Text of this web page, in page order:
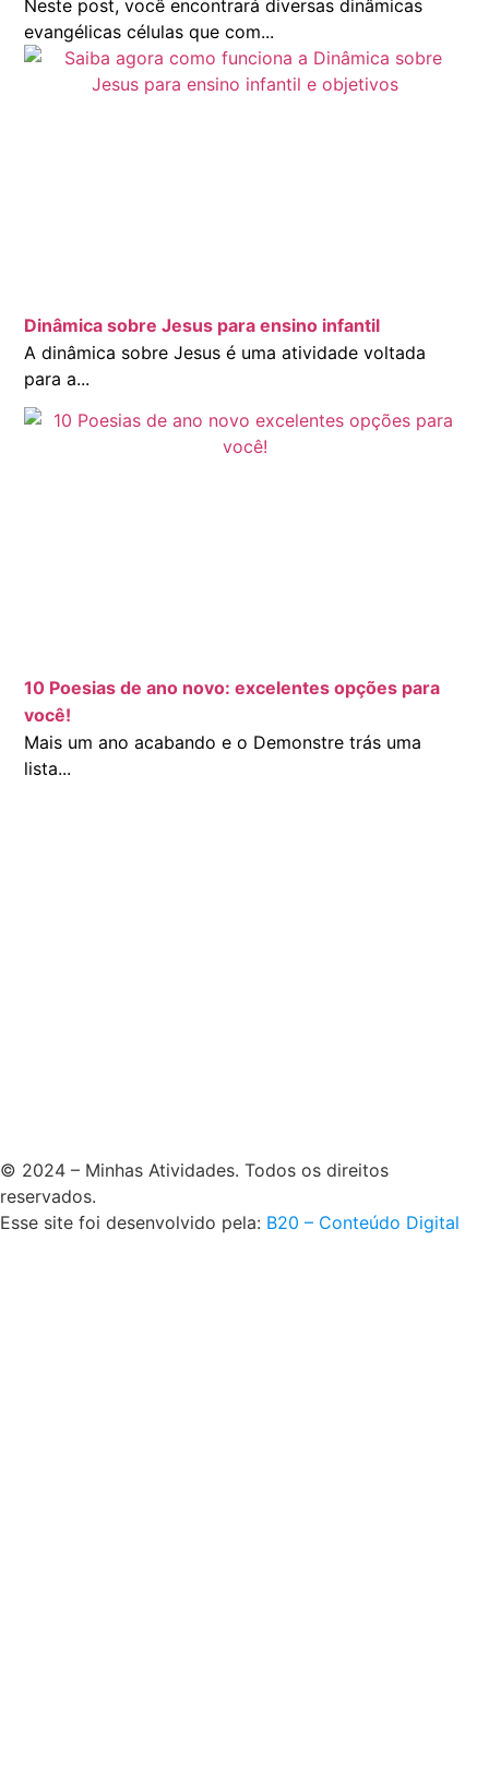
Neste post, você encontrará diversas dinâmicas
evangélicas células que com...
Dinâmica sobre Jesus para ensino infantil
A dinâmica sobre Jesus é uma atividade voltada
para a...
10 Poesias de ano novo: excelentes opções para
você!
Mais um ano acabando e o Demonstre trás uma
lista...
© 2024 – Minhas Atividades. Todos os direitos
reservados.
Esse site foi desenvolvido pela: B20 – Conteúdo Digital